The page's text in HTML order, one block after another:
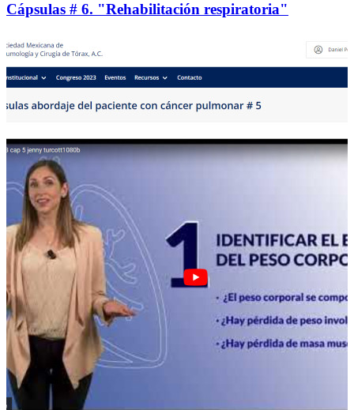
Cápsulas # 6. "Rehabilitación respiratoria"